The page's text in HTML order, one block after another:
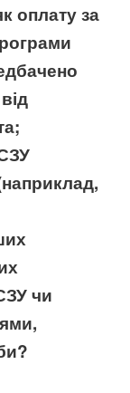
оплату за
чи